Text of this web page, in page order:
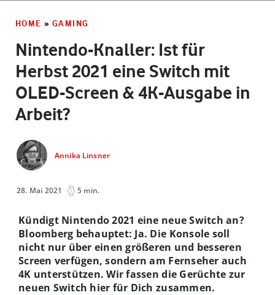
HOME » GAMING
Nintendo-Knaller: Ist für
Herbst 2021 eine Switch mit
OLED-Screen & 4K-Ausgabe in
Arbeit?
Annika Linsner
28. Mai 2021 5 min.
Kündigt Nintendo 2021 eine neue Switch an?
Bloomberg behauptet: Ja. Die Konsole soll
nicht nur über einen größeren und besseren
Screen verfügen, sondern am Fernseher auch
4K unterstützen. Wir fassen die Gerüchte zur
neuen Switch hier für Dich zusammen.